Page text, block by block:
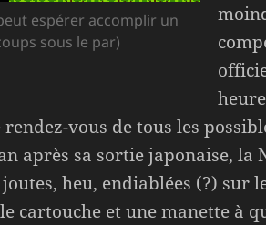
espérer accomplir un
sous le par)
vous de tous les
après sa sortie japonaise, la
heu, endiablées (?) sur
cartouche et une manette à